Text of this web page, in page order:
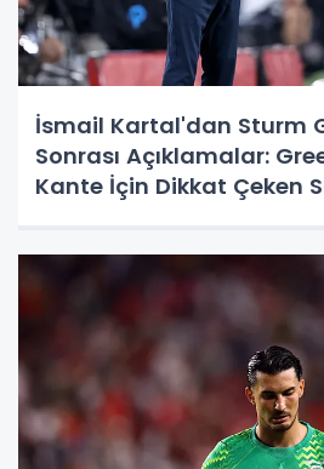
İsmail Kartal'dan Sturm
Sonrası Açıklamalar:
Kante İçin Dikkat Çeken